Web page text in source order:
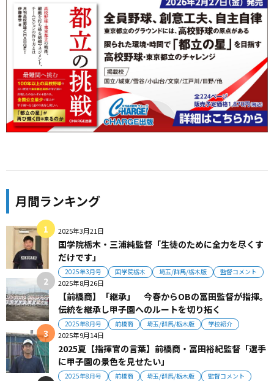
月間ランキング
2025年3月21日
国学院栃木・三浦純監督「生徒のために全力を尽くす
だけです」
2025年3月号 国学院栃木 埼玉/群馬/栃木版 監督コメント
2025年8月26日
【前橋商】「継承」 今春からOBの冨田監督が指揮。
伝統を継承し甲子園へのルートを切り拓く
2025年8月号 前橋商 埼玉/群馬/栃木版 学校紹介
2025年9月14日
2025夏【指揮官の言葉】前橋商・冨田裕紀監督「選手
に甲子園の景色を見せたい」
2025年8月号 前橋商 埼玉/群馬/栃木版 監督コメント